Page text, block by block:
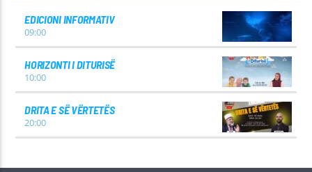
EDICIONI INFORMATIV
09:00
HORIZONTI I DITURISË
10:00
DRITA E SË VËRTETËS
20:00